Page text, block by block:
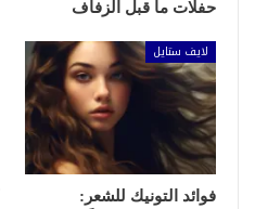
حفلات ما قبل الزفاف
لايف ستايل
فوائد التونيك للشعر: